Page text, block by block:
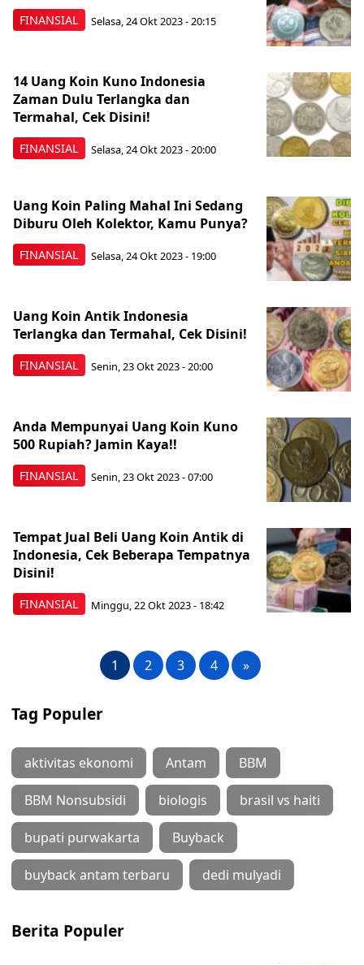
FINANSIAL Selasa, 24 Okt 2023 - 20:15
FINANSIAL
14 Uang Koin Kuno Indonesia
Zaman Dulu Terlangka dan
Termahal, Cek Disini!
Selasa, 24 Okt 2023 - 20:00
FINANSIAL
Uang Koin Paling Mahal Ini Sedang
Diburu Oleh Kolektor, Kamu Punya?
Selasa, 24 Okt 2023 - 19:00
FINANSIAL
Uang Koin Antik Indonesia
Terlangka dan Termahal, Cek Disini!
Senin, 23 Okt 2023 - 20:00
FINANSIAL
Anda Mempunyai Uang Koin Kuno
500 Rupiah? Jamin Kaya!!
Senin, 23 Okt 2023 - 07:00
FINANSIAL
Tempat Jual Beli Uang Koin Antik di
Indonesia, Cek Beberapa Tempatnya
Disini!
Minggu, 22 Okt 2023 - 18:42
1 2 3 4 »
Tag Populer
aktivitas ekonomi Antam BBM
BBM Nonsubsidi biologis brasil vs haiti
bupati purwakarta Buyback
buyback antam terbaru dedi mulyadi
Berita Populer